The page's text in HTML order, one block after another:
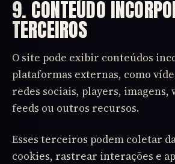
9. CONTEÚDO
TERCEIROS
O site pode exibir conteúdos
plataformas externas, como
redes sociais, players, imagens,
feeds ou outros recursos.
Esses terceiros podem coletar
cookies, rastrear interações e